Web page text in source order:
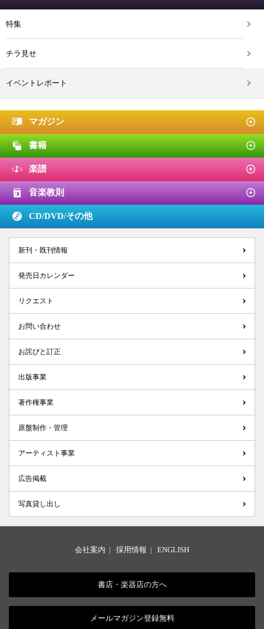
特集
チラ見せ
イベントレポート
マガジン
書籍
楽譜
音楽教則
CD/DVD/その他
新刊・既刊情報
発売日カレンダー
リクエスト
お問い合わせ
お詫びと訂正
出版事業
著作権事業
原盤制作・管理
アーティスト事業
広告掲載
写真貸し出し
会社案内 | 採用情報 | ENGLISH
書店・楽器店の方へ
メールマガジン登録無料